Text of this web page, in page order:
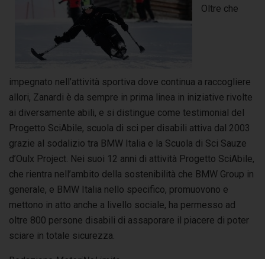
Oltre che
impegnato nell’attività sportiva dove continua a raccogliere
allori, Zanardi è da sempre in prima linea in iniziative rivolte
ai diversamente abili, e si distingue come testimonial del
Progetto SciAbile, scuola di sci per disabili attiva dal 2003
grazie al sodalizio tra BMW Italia e la Scuola di Sci Sauze
d’Oulx Project. Nei suoi 12 anni di attività Progetto SciAbile,
che rientra nell’ambito della sostenibilità che BMW Group in
generale, e BMW Italia nello specifico, promuovono e
mettono in atto anche a livello sociale, ha permesso ad
oltre 800 persone disabili di assaporare il piacere di poter
sciare in totale sicurezza.